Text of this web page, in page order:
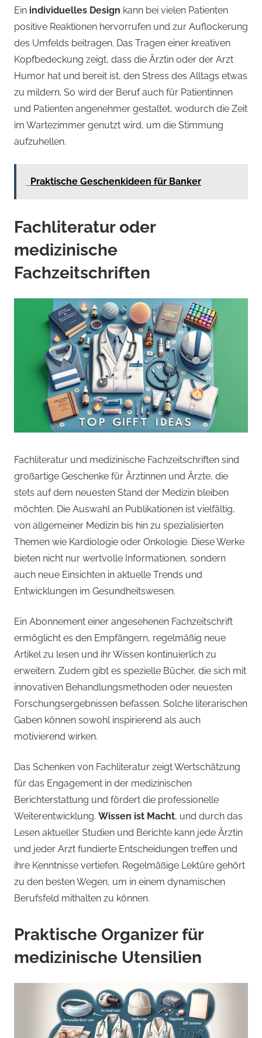
Ein individuelles Design kann bei vielen Patienten
positive Reaktionen hervorrufen und zur Auflockerung
des Umfelds beitragen. Das Tragen einer kreativen
Kopfbedeckung zeigt, dass die Ärztin oder der Arzt
Humor hat und bereit ist, den Stress des Alltags etwas
zu mildern. So wird der Beruf auch für Patientinnen
und Patienten angenehmer gestaltet, wodurch die Zeit
im Wartezimmer genutzt wird, um die Stimmung
aufzuhellen.
Praktische Geschenkideen für Banker
Fachliteratur oder
medizinische
Fachzeitschriften
Fachliteratur und medizinische Fachzeitschriften sind
großartige Geschenke für Ärztinnen und Ärzte, die
stets auf dem neuesten Stand der Medizin bleiben
möchten. Die Auswahl an Publikationen ist vielfältig,
von allgemeiner Medizin bis hin zu spezialisierten
Themen wie Kardiologie oder Onkologie. Diese Werke
bieten nicht nur wertvolle Informationen, sondern
auch neue Einsichten in aktuelle Trends und
Entwicklungen im Gesundheitswesen.
Ein Abonnement einer angesehenen Fachzeitschrift
ermöglicht es den Empfängern, regelmäßig neue
Artikel zu lesen und ihr Wissen kontinuierlich zu
erweitern. Zudem gibt es spezielle Bücher, die sich mit
innovativen Behandlungsmethoden oder neuesten
Forschungsergebnissen befassen. Solche literarischen
Gaben können sowohl inspirierend als auch
motivierend wirken.
Das Schenken von Fachliteratur zeigt Wertschätzung
für das Engagement in der medizinischen
Berichterstattung und fördert die professionelle
Weiterentwicklung. Wissen ist Macht, und durch das
Lesen aktueller Studien und Berichte kann jede Ärztin
und jeder Arzt fundierte Entscheidungen treffen und
ihre Kenntnisse vertiefen. Regelmäßige Lektüre gehört
zu den besten Wegen, um in einem dynamischen
Berufsfeld mithalten zu können.
Praktische Organizer für
medizinische Utensilien